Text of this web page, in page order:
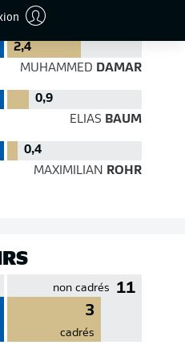
PASSES
2,4
MUHAMMED DAMAR
0,9
ELIAS BAUM
0,4
MAXIMILIAN ROHR
11
non cadrés
3
cadrés